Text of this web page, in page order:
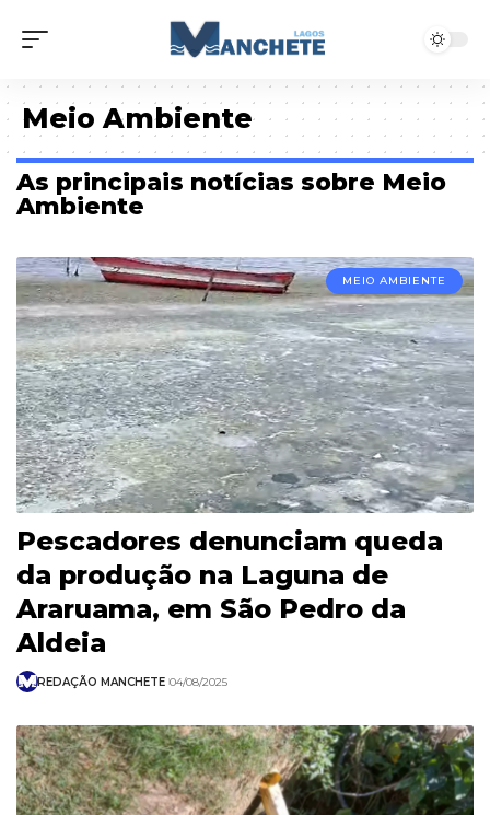
Meio Ambiente
As principais notícias sobre Meio
Ambiente
MEIO AMBIENTE
Pescadores denunciam queda
da produção na Laguna de
Araruama, em São Pedro da
Aldeia
REDAÇÃO MANCHETE 04/08/2025